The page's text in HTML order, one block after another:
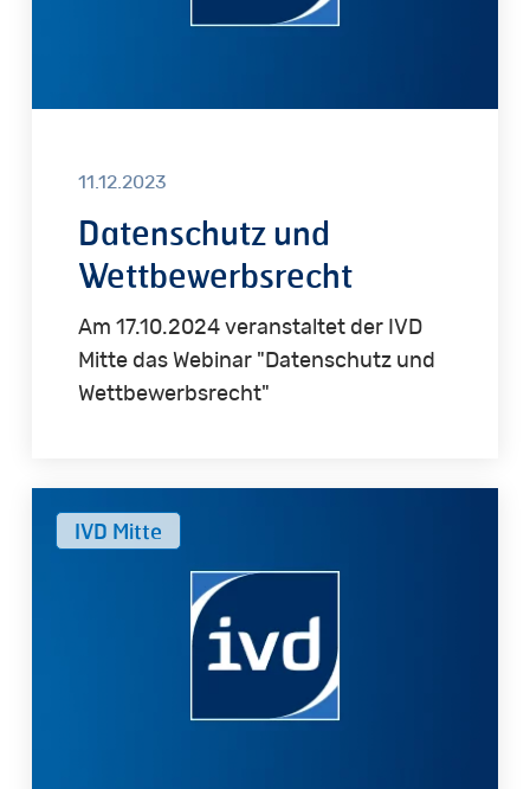
11.12.2023
Datenschutz und
Wettbewerbsrecht
Am 17.10.2024 veranstaltet der IVD
Mitte das Webinar "Datenschutz und
Wettbewerbsrecht"
IVD Mitte